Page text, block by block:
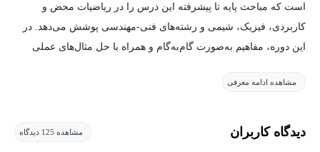
است که مباحث پایه تا پیشرفته این درس را در ریاضیات محض و
کاربردی، فیزیک، شیمی و رشته‌های فنی-مهندسی پوشش می‌دهد. در
این دوره، مفاهیم به‌صورت گام‌به‌گام و همراه با حل مثال‌های عملی
دوره از آموزش دیفرانسیل، تمامی سرفصل‌ها به‌صورت کامل ارائه
مشاهده ادامه معرفی
دیدگاه کاربران مشاهده 125 دیدگاه